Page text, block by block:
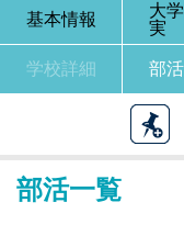
基本情報
大
実
学校詳細 部
部活一覧